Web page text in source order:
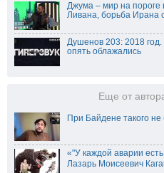
Джума – мир на пороге
Ливана, борьба Ирана
Душенов 203: 2018
опять облажались
Еще от
При Байдене такого
«"У каждой аварии
Лазарь Моисеевич